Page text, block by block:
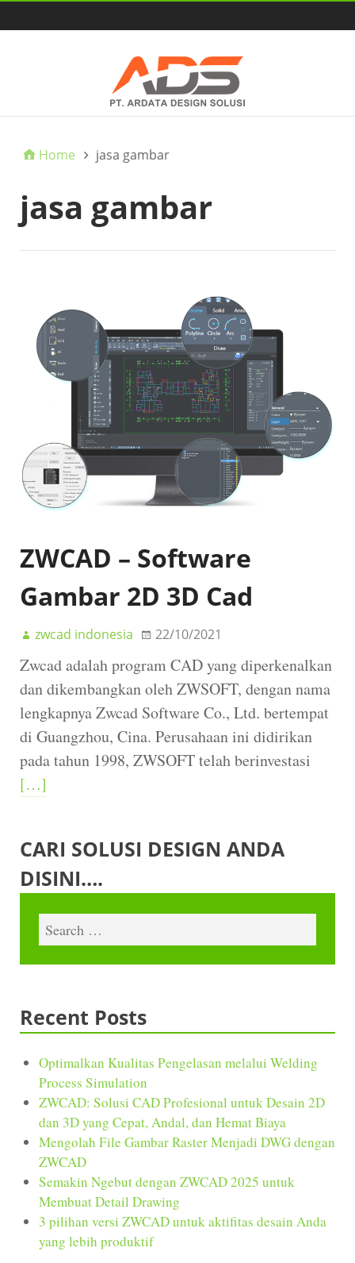
Home jasa gambar
jasa gambar
ZWCAD – Software
Gambar 2D 3D Cad
zwcad indonesia 22/10/2021
Zwcad adalah program CAD yang diperkenalkan
dan dikembangkan oleh ZWSOFT, dengan nama
lengkapnya Zwcad Software Co., Ltd. bertempat
di Guangzhou, Cina. Perusahaan ini didirikan
pada tahun 1998, ZWSOFT telah berinvestasi
[…]
CARI SOLUSI DESIGN ANDA
DISINI….
Recent Posts
Optimalkan Kualitas Pengelasan melalui Welding
Process Simulation
ZWCAD: Solusi CAD Profesional untuk Desain 2D
dan 3D yang Cepat, Andal, dan Hemat Biaya
Mengolah File Gambar Raster Menjadi DWG dengan
ZWCAD
Semakin Ngebut dengan ZWCAD 2025 untuk
Membuat Detail Drawing
3 pilihan versi ZWCAD untuk aktifitas desain Anda
yang lebih produktif